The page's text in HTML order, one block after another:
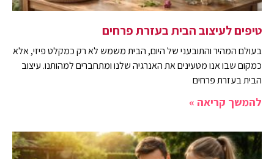
טיפים לעיצוב הבית בעזרת פרחים
בעולם המהיר והתובעני של היום, הבית משמש לא רק כמקלט פיזי, אלא
כמקום שבו אנו מטעינים את האנרגיה שלנו ומתחברים למהותנו. עיצוב
הבית בעזרת פרחים
להמשך קריאה »